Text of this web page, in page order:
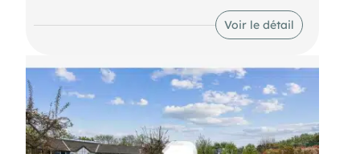
Bus Bus 213 - 212 - 312 RER Noisy - Champs (A)
Voir le détail